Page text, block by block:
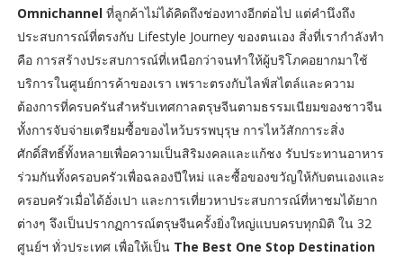
Omnichannelที่ลูกค้าไม่ได้คิดถึงช่องทางอีกต่อไป แต่คำนึงถึง
ประสบการณ์ที่ตรงกับ Lifestyle Journey ของตนเอง สิ่งที่เรากำลังทำ
คือ การสร้างประสบการณ์ที่เหนือกว่าจนทำให้ผู้บริโภคอยากมาใช้
บริการในศูนย์การค้าของเรา เพราะตรงกับไลฟ์สไตล์และความ
ต้องการที่ครบครันสำหรับเทศกาลตรุษจีนตามธรรมเนียมของชาวจีน
ทั้งการจับจ่ายเตรียมซื้อของไหว้บรรพบุรุษ การไหว้สักการะสิ่ง
ศักดิ์สิทธิ์ทั้งหลายเพื่อความเป็นสิริมงคลและแก้ชง รับประทานอาหาร
ร่วมกันทั้งครอบครัวเพื่อฉลองปีใหม่ และซื้อของขวัญให้กับตนเองและ
ครอบครัวเมื่อได้อั่งเปา และการเที่ยวหาประสบการณ์ที่หาชมได้ยาก
ต่างๆ จึงเป็นปรากฏการณ์ตรุษจีนครั้งยิ่งใหญ่แบบครบทุกมิติ ใน 32
ศูนย์ฯ ทั่วประเทศ เพื่อให้เป็น The Best One Stop Destination